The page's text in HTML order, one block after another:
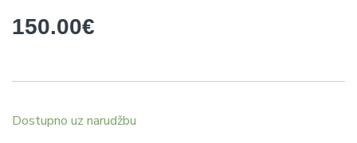
150.00€
Dostupno uz narudžbu